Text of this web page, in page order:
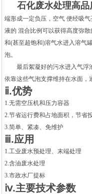
石化废水处理高
端形成一定负压，空气 便经吸
液的 混合比例可以获得高度弥
和(甚至超饱和)溶气水进入溶气
泡。
最后絮凝好的污水进入气浮
依靠这些气泡支撑维持在水面，
ⅱ.优势
1.无需空压机和压力容器
2.节省运行费和占地面积，节省
3.简单、紧凑、免维护
ⅲ.应用
1.工业废水预处理、末端处理
2.含油废水处理
3.市政水厂提标
ⅳ.主要技术参数